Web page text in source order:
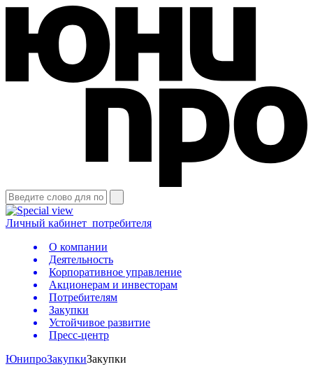
Личный кабинет потребителя
О компании
Деятельность
Корпоративное управление
Акционерам и инвесторам
Потребителям
Закупки
Устойчивое развитие
Пресс-центр
ЮнипроЗакупкиЗакупки